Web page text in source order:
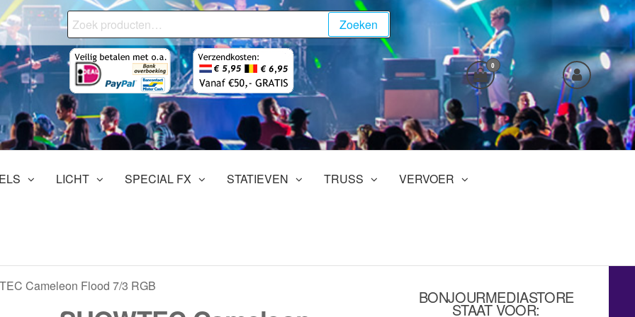
Zoeken
naar:
Zoeken
0
LICHT SPECIAL FX STATIEVEN TRUSS VERVOER
Cameleon Flood 7/3 RGB
BONJOURMEDIASTORE
STAAT VOOR: